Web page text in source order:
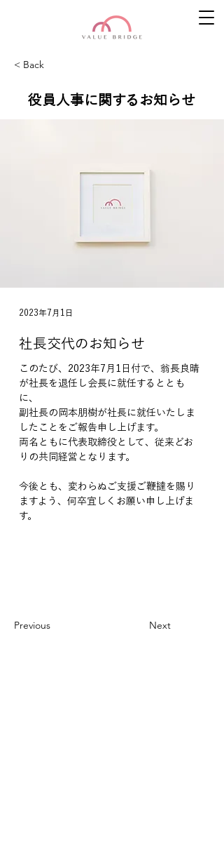
< Back
役員人事に関するお知らせ
2023年7月1日
社長交代のお知らせ
このたび、2023年7月1日付で、翁長良晴
が社長を退任し会長に就任するととも
に、
副社長の岡本朋樹が社長に就任いたしま
したことをご報告申し上げます。
両名ともに代表取締役として、従来どお
りの共同経営となります。
今後とも、変わらぬご支援ご鞭撻を賜り
ますよう、何卒宜しくお願い申し上げま
す。
Previous Next